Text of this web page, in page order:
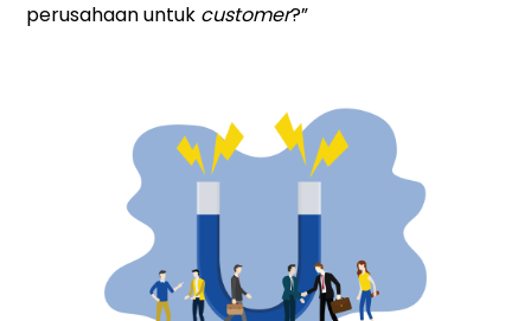
perusahaan untuk customer?”